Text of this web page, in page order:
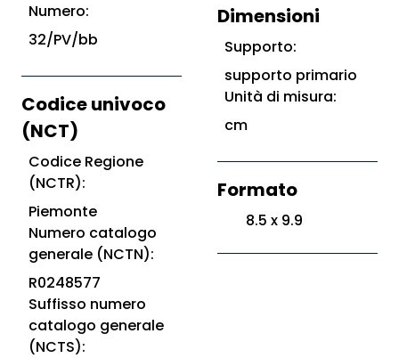
Numero:
32/PV/bb
Codice univoco
(NCT)
Codice Regione
(NCTR):
Piemonte
Numero catalogo
generale (NCTN):
R0248577
Suffisso numero
catalogo generale
(NCTS):
Dimensioni
Supporto:
supporto primario
Unità di misura:
cm
Formato
8.5 x 9.9